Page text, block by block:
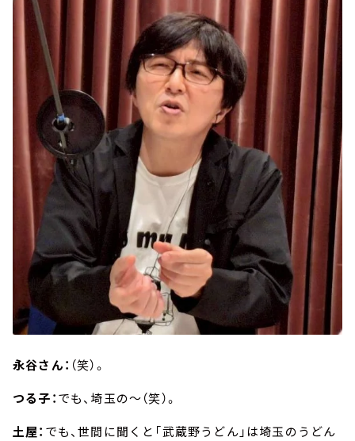
永谷さん： （笑）。
つる子：でも、埼玉の～（笑）。
土屋： でも、世間に聞くと「武蔵野うどん」は埼玉のうどん